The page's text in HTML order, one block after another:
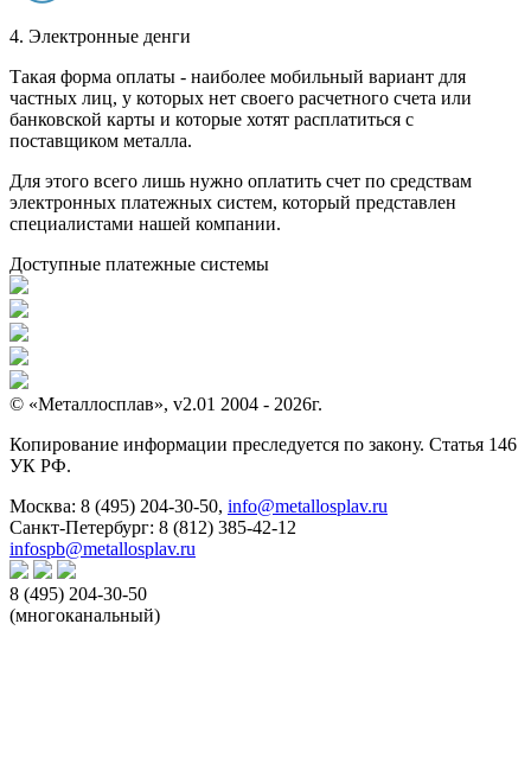
4. Электронные денги
Такая форма оплаты - наиболее мобильный вариант для
частных лиц, у которых нет своего расчетного счета или
банковской карты и которые хотят расплатиться с
поставщиком металла.
Для этого всего лишь нужно оплатить счет по средствам
электронных платежных систем, который представлен
специалистами нашей компании.
Доступные платежные системы
© «Металлосплав», v2.01 2004 - 2026г.
Копирование информации преследуется по закону. Статья 146
УК РФ.
Москва: 8 (495) 204-30-50, info@metallosplav.ru
Санкт-Петербург: 8 (812) 385-42-12
infospb@metallosplav.ru
8 (495) 204-30-50
(многоканальный)